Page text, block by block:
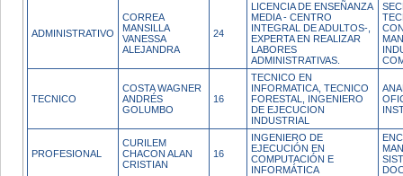
ADMINISTRATIVO
CORREA
MANSILLA
VANESSA
ALEJANDRA
24
LICENCIA DE ENSEÑANZA
MEDIA - CENTRO
INTEGRAL DE ADULTOS-,
EXPERTA EN REALIZAR
LABORES
ADMINISTRATIVAS.
TECNICO
COSTA WAGNER
ANDRÉS
GOLUMBO
16
TECNICO EN
INFORMATICA, TECNICO
FORESTAL, INGENIERO
DE EJECUCION
INDUSTRIAL
PROFESIONAL
CURILEM
CHACON ALAN
CRISTIAN
16
INGENIERO DE
EJECUCIÓN EN
COMPUTACIÓN E
INFORMÁTICA